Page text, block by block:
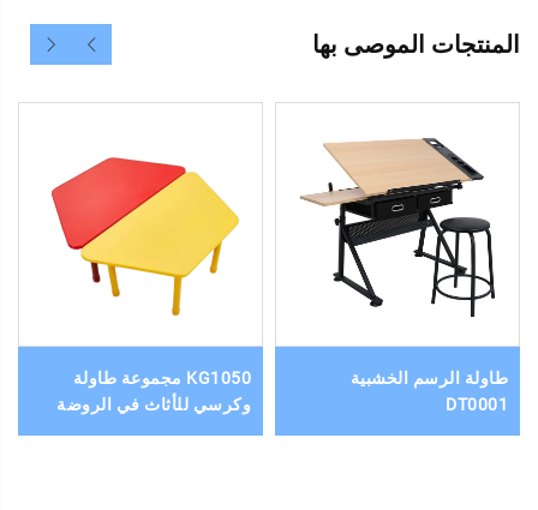
المنتجات الموصى بها
طاولة الرسم الخشبية
DT0001
KG1050 مجموعة طاولة
وكرسي للأثاث في الروضة